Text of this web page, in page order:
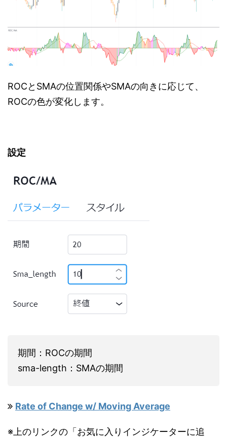
ROCとSMAの位置関係やSMAの向きに応じて、
ROCの色が変化します。
設定
期間：ROCの期間
sma-length：SMAの期間
Rate of Change w/ Moving Average
※上のリンクの「お気に入りインジケーターに追